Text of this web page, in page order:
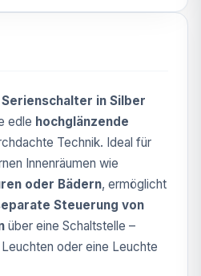
Serienschalter in Silber
edle hochglänzende
Technik. Ideal für
Innenräumen wie
oder Bädern, ermöglicht
Steuerung von
über eine Schaltstelle –
oder eine Leuchte